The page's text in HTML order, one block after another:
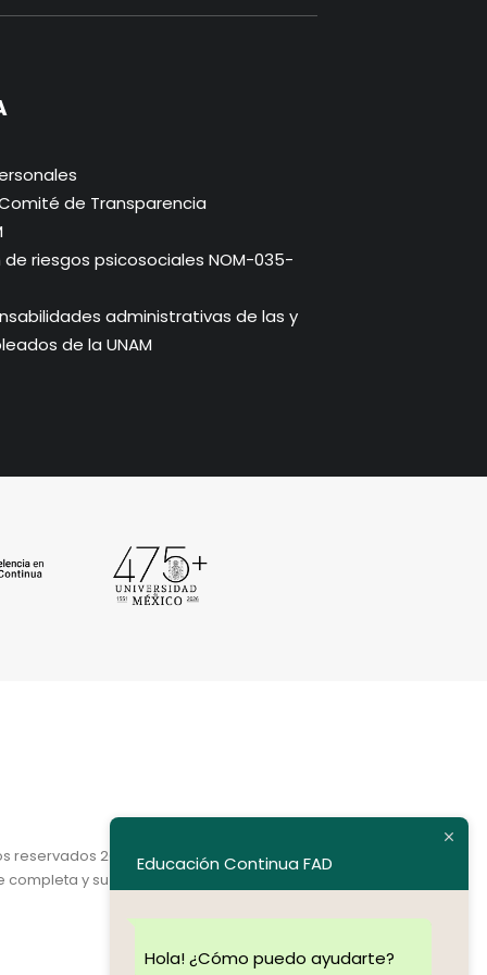
de Transparencia
riesgos psicosociales NOM-035-
administrativas de las y
de la UNAM
reservados 2020.
y su dirección electrónica.
Educación Continua FAD
Hola! ¿Cómo puedo ayudarte?